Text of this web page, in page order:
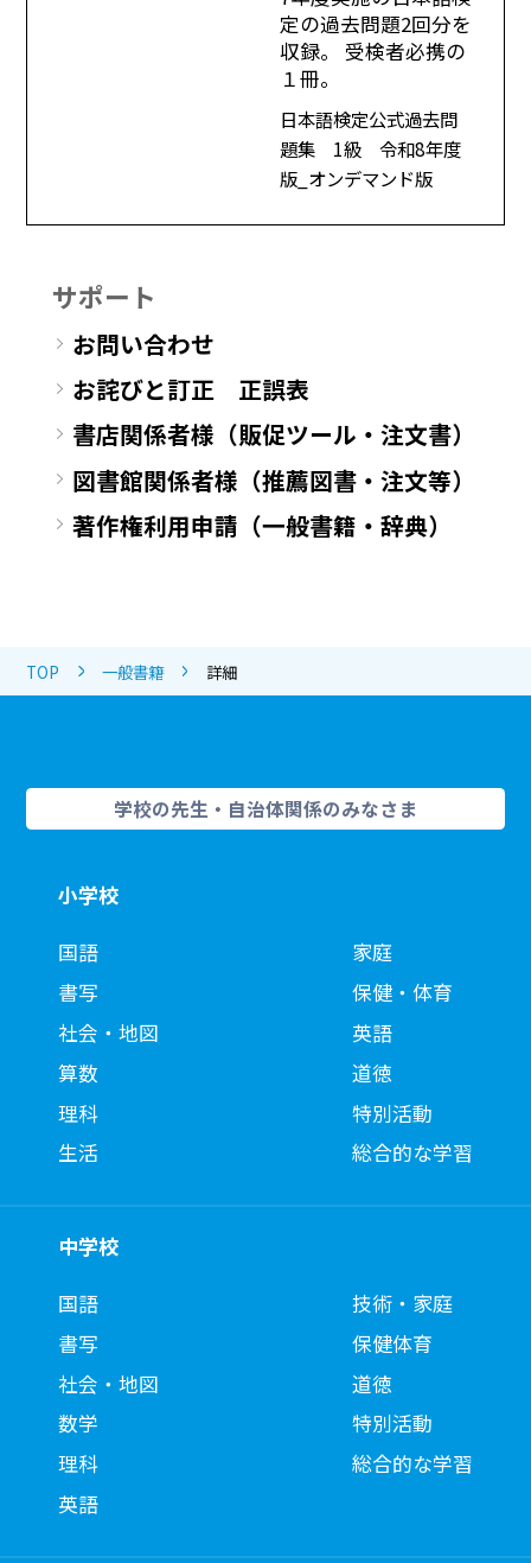
定の過去問題2回分を
収録。 受検者必携の
１冊。
日本語検定公式過去問
題集 1級 令和8年度
版_オンデマンド版
サポート
お問い合わせ
お詫びと訂正 正誤表
書店関係者様（販促ツール・注文書）
図書館関係者様（推薦図書・注文等）
著作権利用申請（一般書籍・辞典）
TOP 一般書籍 詳細
学校の先生・自治体関係のみなさま
小学校
国語
書写
社会・地図
算数
理科
生活
家庭
保健・体育
英語
道徳
特別活動
総合的な学習
中学校
国語
書写
社会・地図
数学
理科
英語
技術・家庭
保健体育
道徳
特別活動
総合的な学習